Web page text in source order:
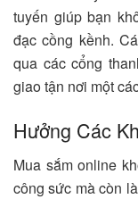
tuyến giúp bạn
đạc cồng kềnh.
qua các cổng
giao tận nơi một
Hưởng Các
Mua sắm online
công sức mà còn